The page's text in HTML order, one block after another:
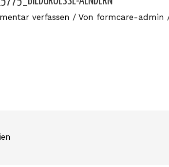
verfassen / Von formcare-admin